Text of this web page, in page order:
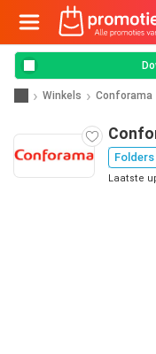
Winkels Conforama
Folders
Laatste